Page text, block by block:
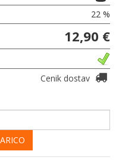
22 %
12,90 €
Cenik dostav